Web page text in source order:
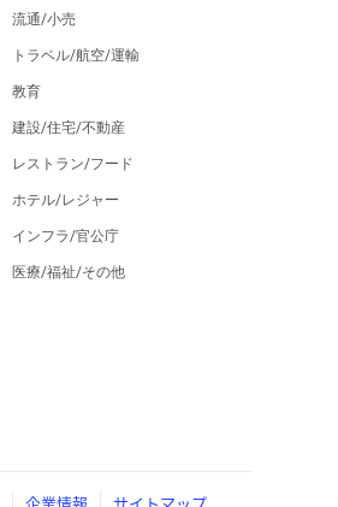
流通/小売
トラベル/航空/運輸
教育
建設/住宅/不動産
レストラン/フード
ホテル/レジャー
インフラ/官公庁
医療/福祉/その他